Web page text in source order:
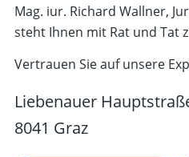
Mag. iur. Richard Wallner,
steht Ihnen mit Rat und Tat
Vertrauen Sie auf unsere
Liebenauer
8041 Graz